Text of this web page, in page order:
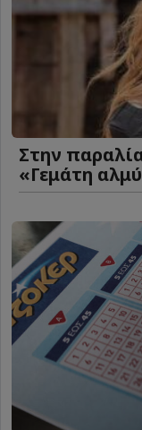
Στην
«Γεμάτη